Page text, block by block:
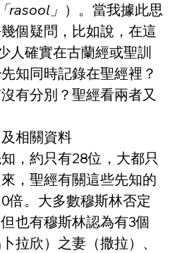
「rasool」 ）。當我據此思
個疑問，比如說，在這
人確實在古蘭經或聖訓
知同時記錄在聖經裡？
有分別？聖經看兩者又
相關資料
，約只有28位，大都只
，聖經有關這些先知的
倍。大多數穆斯林否定
也有穆斯林認為有3個
拉欣）之妻（撒拉）、